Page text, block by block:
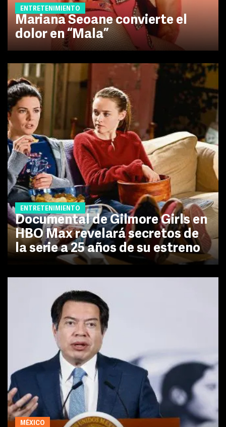
ENTRETENIMIENTO
Mariana Seoane convierte el
dolor en “Mala”
ENTRETENIMIENTO
Documental de Gilmore Girls en
HBO Max revelará secretos de
la serie a 25 años de su estreno
MÉXICO